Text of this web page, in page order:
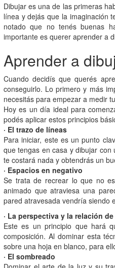
Dibujar es una de las primeras
línea y dejás que la imaginación
notado que no tenés buenas
importante es querer aprender a
Aprender a
Cuando decidís que querés
conseguirlo. Lo primero y más
necesitás para empezar a medir
Hoy es un día ideal para
podés aplicar estos principios
· El trazo de líneas
Para iniciar, este es un punto
que tengas en casa y dibujar
te costará nada y obtendrás un
· Espacios en negativo
Se trata de recrear lo que no
animado que atraviesa una
pared atravesada vendría siendo
· La perspectiva y la relación
Este es un principio que hará
composición. Al dominar esta
sobre una hoja en blanco, para
· El sombreado